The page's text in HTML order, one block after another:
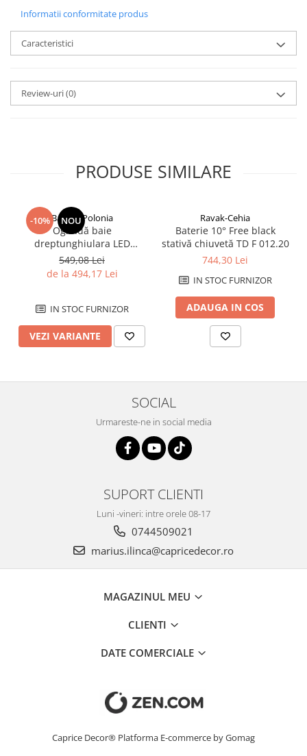
Informatii conformitate produs
Caracteristici
Review-uri(0)
PRODUSE SIMILARE
-10% NOU
Balneo-Polonia
Oglindă baie
dreptunghiulara LED
Balneo Cosmo 50x70 cm,
iluminare modernă
549,08 Lei
de la 494,17 Lei
IN STOC FURNIZOR
VEZI VARIANTE
Ravak-Cehia
Baterie 10° Free black
stativă chiuvetă TD F 012.20
744,30 Lei
IN STOC FURNIZOR
ADAUGA IN COS
SOCIAL
Urmareste-ne in social media
SUPORT CLIENTI
Luni -vineri: intre orele 08-17
0744509021
marius.ilinca@capricedecor.ro
MAGAZINUL MEU
CLIENTI
DATE COMERCIALE
Caprice Decor® Platforma E-commerce by Gomag